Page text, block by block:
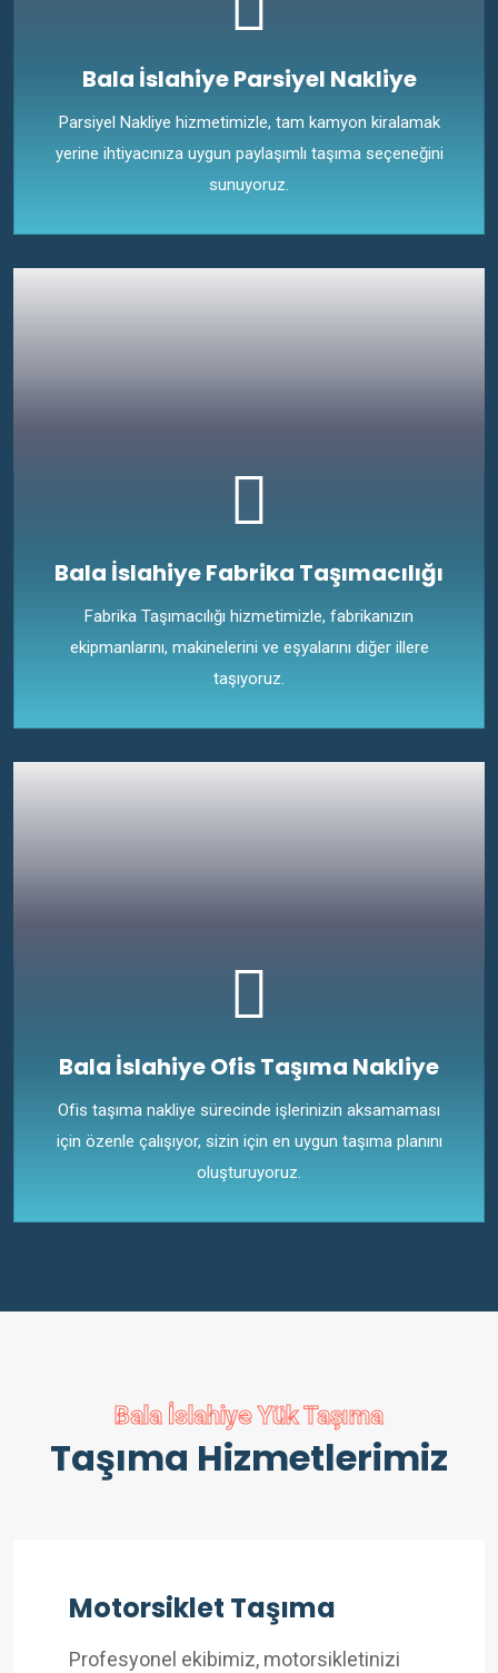
Bala İslahiye Parsiyel Nakliye
Parsiyel Nakliye hizmetimizle, tam kamyon kiralamak
yerine ihtiyacınıza uygun paylaşımlı taşıma seçeneğini
sunuyoruz.
Bala İslahiye Fabrika Taşımacılığı
Fabrika Taşımacılığı hizmetimizle, fabrikanızın
ekipmanlarını, makinelerini ve eşyalarını diğer illere
taşıyoruz.
Bala İslahiye Ofis Taşıma Nakliye
Ofis taşıma nakliye sürecinde işlerinizin aksamaması
için özenle çalışıyor, sizin için en uygun taşıma planını
oluşturuyoruz.
Bala İslahiye Yük Taşıma
Taşıma Hizmetlerimiz
Motorsiklet Taşıma
Profesyonel ekibimiz, motorsikletinizi